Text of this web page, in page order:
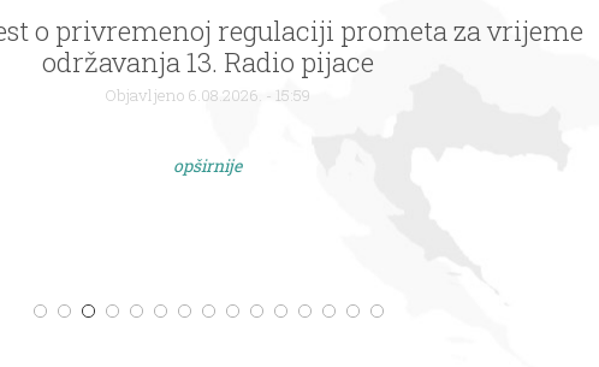
o privremenoj regulaciji prometa za vrijeme
održavanja 13. Radio pijace
Objavljeno 6.08.2026. - 15:59
opširnije